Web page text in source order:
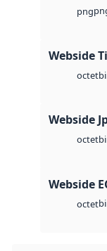
png
Webside
octet
Webside
octet
Webside
octet